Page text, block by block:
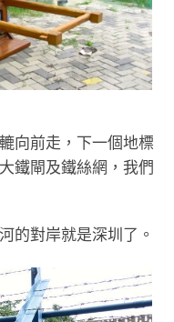
向前走，下一個地標
鐵閘及鐵絲網，我們
的對岸就是深圳了。